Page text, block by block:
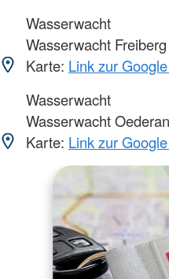
Wasserwacht
Wasserwacht Freiberg
Karte: Link zur
Wasserwacht
Wasserwacht Oederan
Karte: Link zur